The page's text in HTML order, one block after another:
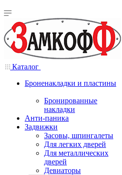
Каталог
Броненакладки и пластины
Бронированные
накладки
Анти-паника
Задвижки
Засовы, шпингалеты
Для легких дверей
Для металлических
дверей
Девиаторы